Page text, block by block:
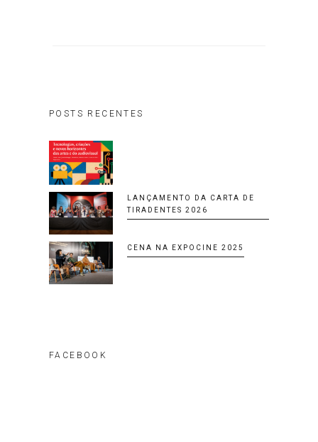
POSTS RECENTES
LANÇAMENTO DA CARTA DE
TIRADENTES 2026
CENA NA EXPOCINE 2025
FACEBOOK